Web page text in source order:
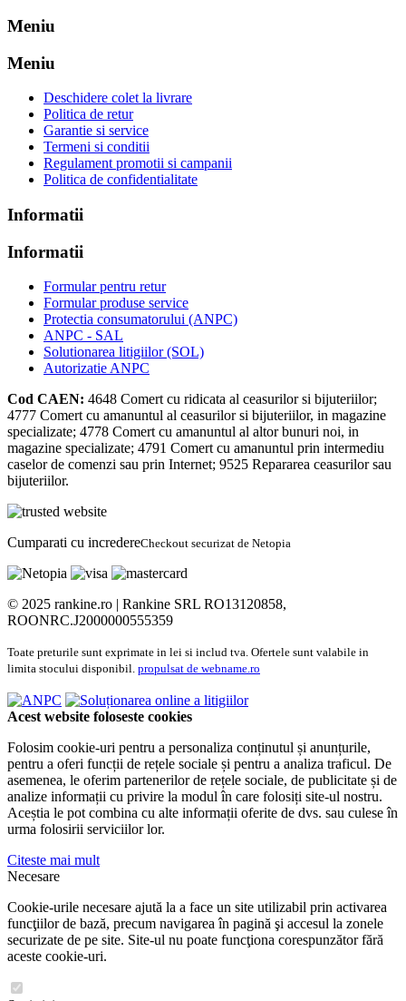
Meniu
Meniu
Deschidere colet la livrare
Politica de retur
Garantie si service
Termeni si conditii
Regulament promotii si campanii
Politica de confidentialitate
Informatii
Informatii
Formular pentru retur
Formular produse service
Protectia consumatorului (ANPC)
ANPC - SAL
Solutionarea litigiilor (SOL)
Autorizatie ANPC
Cod CAEN: 4648 Comert cu ridicata al ceasurilor si bijuteriilor;
4777 Comert cu amanuntul al ceasurilor si bijuteriilor, in magazine
specializate; 4778 Comert cu amanuntul al altor bunuri noi, in
magazine specializate; 4791 Comert cu amanuntul prin intermediu
caselor de comenzi sau prin Internet; 9525 Repararea ceasurilor sau
bijuteriilor.
Cumparati cu incredereCheckout securizat de Netopia
© 2025 rankine.ro | Rankine SRL RO13120858,
ROONRC.J2000000555359
Toate preturile sunt exprimate in lei si includ tva. Ofertele sunt valabile in
limita stocului disponibil. propulsat de webname.ro
Acest website foloseste cookies
Folosim cookie-uri pentru a personaliza conținutul și anunțurile,
pentru a oferi funcții de rețele sociale și pentru a analiza traficul. De
asemenea, le oferim partenerilor de rețele sociale, de publicitate și de
analize informații cu privire la modul în care folosiți site-ul nostru.
Aceștia le pot combina cu alte informații oferite de dvs. sau culese în
urma folosirii serviciilor lor.
Citeste mai mult
Necesare
Cookie-urile necesare ajută la a face un site utilizabil prin activarea
funcţiilor de bază, precum navigarea în pagină şi accesul la zonele
securizate de pe site. Site-ul nu poate funcţiona corespunzător fără
aceste cookie-uri.